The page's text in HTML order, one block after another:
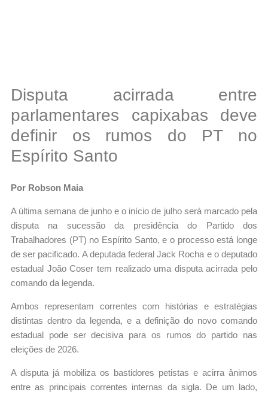
Disputa acirrada entre
parlamentares capixabas deve
definir os rumos do PT no
Espírito Santo
Por Robson Maia
A última semana de junho e o início de julho será marcado pela
disputa na sucessão da presidência do Partido dos
Trabalhadores (PT) no Espírito Santo, e o processo está longe
de ser pacificado. A deputada federal Jack Rocha e o deputado
estadual João Coser tem realizado uma disputa acirrada pelo
comando da legenda.
Ambos representam correntes com histórias e estratégias
distintas dentro da legenda, e a definição do novo comando
estadual pode ser decisiva para os rumos do partido nas
eleições de 2026.
A disputa já mobiliza os bastidores petistas e acirra ânimos
entre as principais correntes internas da sigla. De um lado,